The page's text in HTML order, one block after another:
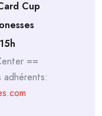
Cup
==
adhérents: